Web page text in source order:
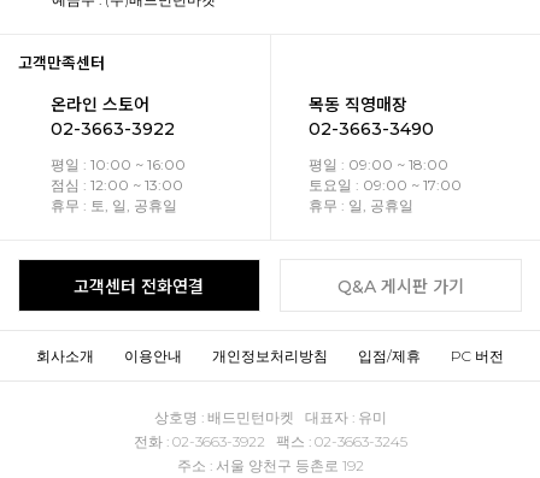
고객만족센터
온라인 스토어
02-3663-3922
평일 : 10:00 ~ 16:00
점심 : 12:00 ~ 13:00
휴무 : 토, 일, 공휴일
목동 직영매장
02-3663-3490
평일 : 09:00 ~ 18:00
토요일 : 09:00 ~ 17:00
휴무 : 일, 공휴일
고객센터 전화연결 Q&A 게시판 가기
회사소개 이용안내 개인정보처리방침 입점/제휴 PC 버전
상호명 : 배드민턴마켓 대표자 : 유미
전화 : 02-3663-3922 팩스 : 02-3663-3245
주소 : 서울 양천구 등촌로 192